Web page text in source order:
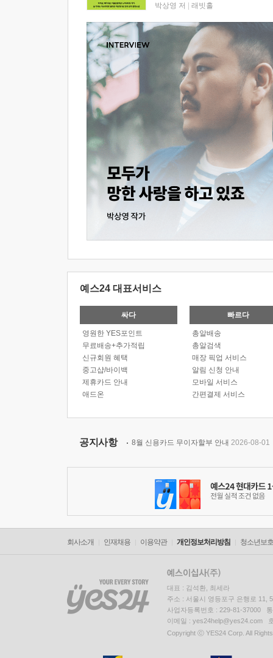
박상영 저 래빗홀
예스24 대표서비스
싸다
영원한 YES포인트
무료배송+추가적립
신규회원 혜택
중고샵/바이백
제휴카드 안내
애드온
빠르다
총알배송
총알검색
매장 픽업 서비스
알림 신청 안내
모바일 서비스
간편결제 서비스
공지사항 8월 신용카드 무이자할부 안내 2026-08-01
회사소개 인재채용 이용약관 개인정보처리방침 청소년보
대표 : 김석환, 최세라
주소 : 서울시 영등포구 은행로 11,
사업자등록번호 : 229-81-37000
이메일 : yes24help@yes24.com
Copyright ⓒ YES24 Corp. All